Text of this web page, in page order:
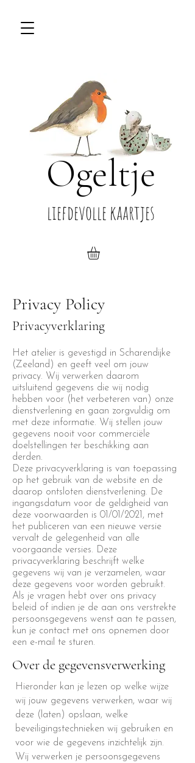
liefdevolle kaartjes
Ogeltje
Privacy Policy
Privacyverklaring
Het atelier is gevestigd in Scharendijke
(Zeeland) en geeft veel om jouw
privacy. Wij verwerken daarom
uitsluitend gegevens die wij nodig
hebben voor (het verbeteren van) onze
dienstverlening en gaan zorgvuldig om
met deze informatie. Wij stellen jouw
gegevens nooit voor commerciële
doelstellingen ter beschikking aan
derden.
Deze privacyverklaring is van toepassing
op het gebruik van de website en de
daarop ontsloten dienstverlening. De
ingangsdatum voor de geldigheid van
deze voorwaarden is 01/01/2021, met
het publiceren van een nieuwe versie
vervalt de gelegenheid van alle
voorgaande versies. Deze
privacyverklaring beschrijft welke
gegevens wij van je verzamelen, waar
deze gegevens voor worden gebruikt.
Als je vragen hebt over ons privacy
beleid of indien je de aan ons verstrekte
persoonsgegevens wenst aan te passen,
kun je contact met ons opnemen door
een e-mail te sturen.
Over de gegevensverwerking
Hieronder kan je lezen op welke wijze
wij jouw gegevens verwerken, waar wij
deze (laten) opslaan, welke
beveiligingstechnieken wij gebruiken en
voor wie de gegevens inzichtelijk zijn.
Wij verwerken je persoonsgegevens